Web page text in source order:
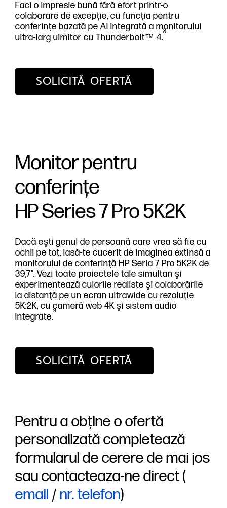
Faci o impresie bună fără efort printr-o
colaborare de excepție, cu funcția pentru
conferințe bazată pe AI integrată a monitorului
ultra-larg uimitor cu Thunderbolt™ 4.
8
SOLICITĂ OFERTĂ
Monitor pentru
conferințe
HP Series 7 Pro 5K2K
Dacă eşti genul de persoană care vrea să fie cu
ochii pe tot, lasă-te cucerit de imaginea extinsă a
monitorului de conferinţă HP Seria 7 Pro 5K2K de
39,7". Vezi toate proiectele tale simultan şi
experimentează culorile realiste şi colaborările
la distanţă pe un ecran ultrawide cu rezoluţie
5K:2K, cu cameră web 4K şi sistem audio
integrate.
9
SOLICITĂ OFERTĂ
Pentru a obține o ofertă
personalizată completează
formularul de cerere de mai jos
sau contacteaza-ne direct (
email /nr. telefon)